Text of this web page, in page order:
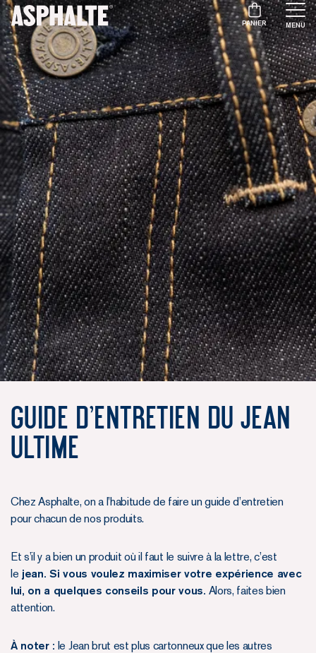
PANIER MENU
Guide d'entretien du Jean
Ultime
Chez Asphalte, on a l’habitude de faire un guide d’entretien
pour chacun de nos produits.
Et s’il y a bien un produit où il faut le suivre à la lettre, c’est
le jean. Si vous voulez maximiser votre expérience avec
lui, on a quelques conseils pour vous. Alors, faites bien
attention.
À noter : le Jean brut est plus cartonneux que les autres